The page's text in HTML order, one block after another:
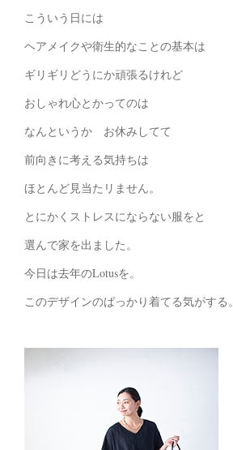
こういう日には
ヘアメイクや衛生的なことの基本は
ギリギリどうにか頑張るけれど
おしゃれ心とかってのは
なんというか お休みしてて
前向きに考える気持ちは
ほとんど見当たリません。
とにかくストレスにならない服をと
選んで家を出ました。
今日は去年のLotusを。
このデザインのばっかり着てる気がする。